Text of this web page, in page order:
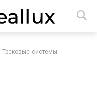
Трековые системы